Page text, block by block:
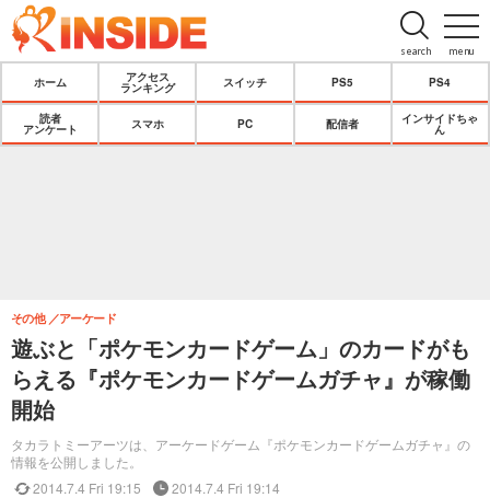
menu
search
ホーム
アクセス
ランキング
スイッチ PS5 PS4
読者
アンケート
スマホ PC 配信者
インサイドちゃ
ん
遊ぶと「ポケモンカードゲーム」のカードがも
らえる『ポケモンカードゲームガチャ』が稼働
開始
タカラトミーアーツは、アーケードゲーム『ポケモンカードゲームガチャ』の
情報を公開しました。
その他 アーケード
2014.7.4 Fri 19:15 2014.7.4 Fri 19:14